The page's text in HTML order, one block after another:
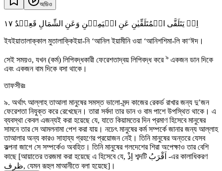
অডিও
اِذۡ یَتَلَقَّی الۡمُتَلَقِّیٰنِ عَنِ الۡیَمِیۡنِ وَعَنِ الشِّمَالِ قَعِیۡدٌ ١٧
ইযইয়াতালাক্কাল মুতালাক্কিইয়া-নি ‘আনিল ইয়ামীনি ওয়া ‘আনিশশিমা-লি কা‘ঈদ।
সেই সময়ও, যখন (কর্ম) লিপিবদ্ধকারী ফেরেশতাদ্বয় লিপিবদ্ধ করে ৯ একজন ডান দিকে
এবং একজন বাম দিকে বসা থাকে।
তাফসীরঃ
৯. অর্থাৎ আল্লাহ তাআলা মানুষের সমস্ত ভালো-মন্দ কাজের রেকর্ড রাখার জন্য দু’জন
ফেরেশতা নিযুক্ত করে রেখেছেন। তারা সর্বদা তার ডান ও বাম পাশে উপস্থিত থাকে। এ
ব্যবস্থা কেবল এজন্যই করা হয়েছে যে, যাতে কিয়ামতের দিন প্রমাণ হিসেবে মানুষের
সামনে তার সে আমলনামা পেশ করা যায়। নচেৎ মানুষের কর্ম সম্পর্কে জানার জন্য আল্লাহ
তাআলার অন্য কারও সাহায্য গ্রহণের প্রয়োজন নেই। তিনি মানুষের অন্তরে যেসব
কল্পনা জাগে সে সম্পর্কেও অবহিত। তিনি মানুষের গলদেশের শিরা অপেক্ষাও তার বেশি
কাছে [আয়াতের তরজমা করা হয়েছে এ হিসেবে যে, اِذْ শব্দটি اَقْرَبُ -এর কালাধিকরণ
ظرف, যেমন রূহুল মাআনীতে বলা হয়েছে]।